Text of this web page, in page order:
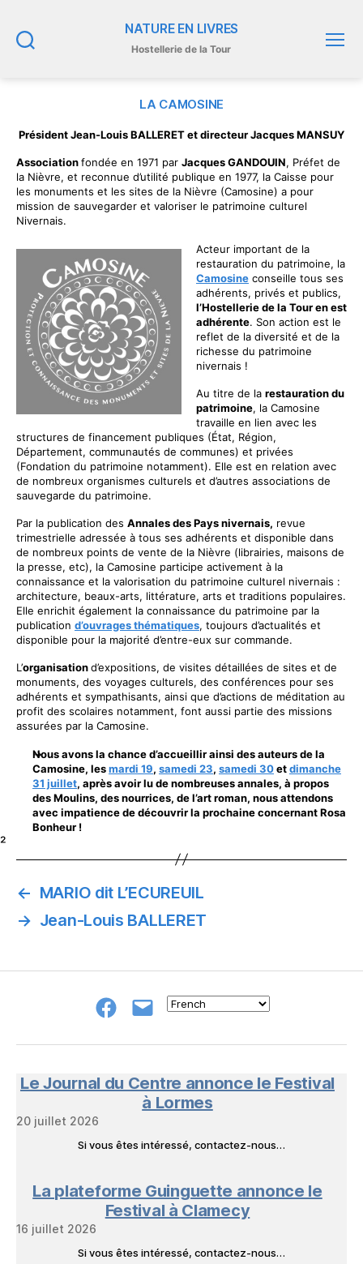
NATURE EN LIVRES
Hostellerie de la Tour
LA CAMOSINE
Président Jean-Louis BALLERET et directeur Jacques MANSUY
Associationfondée en 1971 par Jacques GANDOUIN, Préfet de
la Nièvre, et reconnue d’utilité publique en 1977, la Caisse pour
les monuments et les sites de la Nièvre (Camosine) a pour
mission de sauvegarder et valoriser le patrimoine culturel
Nivernais.
Acteur important de la
restauration du patrimoine, la
Camosine conseille tous ses
adhérents, privés et publics,
l’Hostellerie de la Tour en est
adhérente. Son action est le
reflet de la diversité et de la
richesse du patrimoine
nivernais !
Au titre de la restauration du
patrimoine, la Camosine
travaille en lien avec les
structures de financement publiques (État, Région,
Département, communautés de communes) et privées
(Fondation du patrimoine notamment). Elle est en relation avec
de nombreux organismes culturels et d’autres associations de
sauvegarde du patrimoine.
Par la publication des Annales des Pays nivernais, revue
trimestrielle adressée à tous ses adhérents et disponible dans
de nombreux points de vente de la Nièvre (librairies, maisons de
la presse, etc), la Camosine participe activement à la
connaissance et la valorisation du patrimoine culturel nivernais :
architecture, beaux-arts, littérature, arts et traditions populaires.
Elle enrichit également la connaissance du patrimoine par la
publication d’ouvrages thématiques, toujours d’actualités et
disponible pour la majorité d’entre-eux sur commande.
L’organisationd’expositions, de visites détaillées de sites et de
monuments, des voyages culturels, des conférences pour ses
adhérents et sympathisants, ainsi que d’actions de méditation au
profit des scolaires notamment, font aussi partie des missions
assurées par la Camosine.
Nous avons la chance d’accueillir ainsi des auteurs de la
Camosine, lesmardi 19, samedi 23, samedi 30etdimanche
31 juillet, après avoir lu de nombreuses annales, à propos
des Moulins, des nourrices, de l’art roman, nous attendons
avec impatience de découvrir la prochaine concernant Rosa
Bonheur !
²
← MARIO dit L’ECUREUIL
→ Jean-Louis BALLERET
Groupe
NeL
E-
à
Livres
Le Journal du Centre annonce le Festival
à Lormes
20 juillet 2026
Si vous êtes intéressé, contactez-nous…
La plateforme Guinguette annonce le
Festival à Clamecy
16 juillet 2026
Si vous êtes intéressé, contactez-nous…